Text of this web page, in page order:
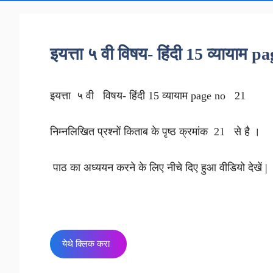
इयत्ता ५ वी विषय- हिंदी 15 व्यायाम
इयत्ता ५ वी विषय- हिंदी 15 व्यायाम page no 21
निम्नलिखित प्रश्नों किताब के पृष्ठ क्रमांक 21 से है ।
पाठ का अध्ययन करने के लिए नीचे दिए हुआ वीडियो देखें |
येथे क्लिक करा